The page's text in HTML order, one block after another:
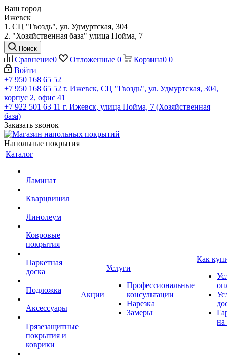
Ваш город
Ижевск
1. СЦ "Гвоздь", ул. Удмуртская, 304
2. "Хозяйственная база" улица Пойма, 7
Поиск
Сравнение0 Отложенные 0 Корзина0 0
Войти
+7 950 168 65 52
+7 950 168 65 52 г. Ижевск, СЦ "Гвоздь", ул. Удмуртская, 304,
корпус 2, офис 41
+7 922 501 63 11 г. Ижевск, улица Пойма, 7 (Хозяйственная
база)
Заказать звонок
Напольные покрытия
Каталог
Ламинат
Кварцвинил
Линолеум
Ковровые
покрытия
Паркетная
доска
Подложка
Аксессуары
Грязезащитные
покрытия и
коврики
Акции
Услуги
Профессиональные
консультации
Нарезка
Замеры
Как
на